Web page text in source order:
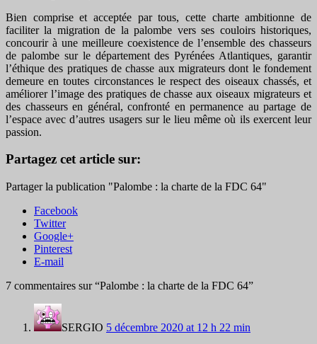
Bien comprise et acceptée par tous, cette charte ambitionne de
faciliter la migration de la palombe vers ses couloirs historiques,
concourir à une meilleure coexistence de l’ensemble des chasseurs
de palombe sur le département des Pyrénées Atlantiques, garantir
l’éthique des pratiques de chasse aux migrateurs dont le fondement
demeure en toutes circonstances le respect des oiseaux chassés, et
améliorer l’image des pratiques de chasse aux oiseaux migrateurs et
des chasseurs en général, confronté en permanence au partage de
l’espace avec d’autres usagers sur le lieu même où ils exercent leur
passion.
Partagez cet article sur:
Partager la publication "Palombe : la charte de la FDC 64"
Facebook
Twitter
Google+
Pinterest
E-mail
7 commentaires sur “Palombe : la charte de la FDC 64”
SERGIO 5 décembre 2020 at 12 h 22 min